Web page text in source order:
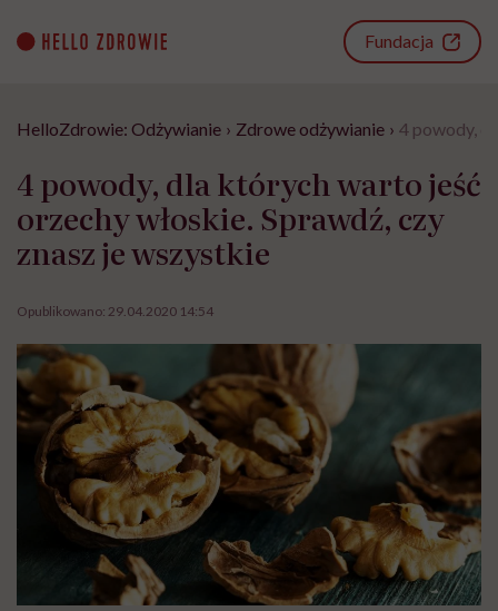
content
Fundacja
HelloZdrowie: Odżywianie › Zdrowe odżywianie › 4 powody,
4 powody, dla których warto jeść
orzechy włoskie. Sprawdź, czy
znasz je wszystkie
Opublikowano: 29.04.2020 14:54